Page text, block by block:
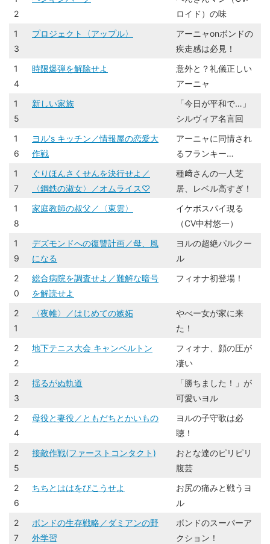
2
ロイド）の味
1
3
プロジェクト〈アップル〉
アーニャonボンドの
疾走感は必見！
1
4
時限爆弾を解除せよ
意外と？礼儀正しい
アーニャ
1
5
新しい家族
「今日が平和で…」
シルヴィア名言回
1
6
ヨル's キッチン／情報屋の恋愛大
作戦
アーニャに同情され
るフランキー…
1
7
ぐりほんさくせんを決行せよ／
〈鋼鉄の淑女〉／オムライス♡
種﨑さんの一人芝
居、レベル高すぎ！
1
8
家庭教師の叔父／〈東雲〉
イケボスパイ現る
（CV中村悠一）
1
9
デズモンドへの復讐計画／母、風
になる
ヨルの超絶パルクー
ル
2
0
総合病院を調査せよ／難解な暗号
を解読せよ
フィオナ初登場！
2
1
〈夜帷〉／はじめての嫉妬
やべー女が家に来
た！
2
2
地下テニス大会 キャンベルトン
フィオナ、顔の圧が
凄い
2
3
揺るがぬ軌道
「勝ちました！」が
可愛いヨル
2
4
母役と妻役／ともだちとかいもの
ヨルの子守歌は必
聴！
2
5
接敵作戦(ファーストコンタクト)
おとな達のピリピリ
腹芸
2
6
ちちとははをびこうせよ
お尻の痛みと戦うヨ
ル
2
7
ボンドの生存戦略／ダミアンの野
外学習
ボンドのスーパーア
クション！